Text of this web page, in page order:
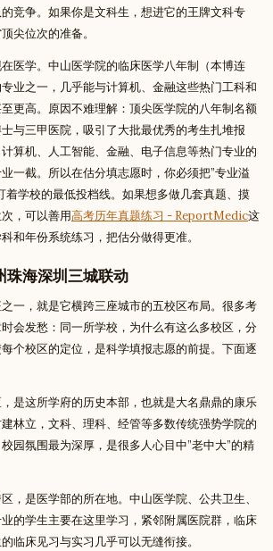
竞争。如果你是文科生，想进它的王牌文科专
尖位次的准备。
医学。中山医学院的临床医学八年制（本博连
业之一，几乎能与计算机、金融这些热门工科和
更高。原因不难理解：顶尖医学院的八年制名额
与三甲医院，吸引了大批最优秀的考生扎堆报
算机、人工智能、金融、电子信息等热门专业的
一截。所以在估分填志愿时，你必须把”专业溢
着学校的最低投档线。如果想多做几套真题、摸
，可以善用高考历年真题练习 - ReportMedic这
和年份系统练习，把估分做得更准。
珠海深圳三城联动
一，就是它横跨三座城市的五校区布局。很多考
会发愁：同一所学校，为什么有这么多校区，分
个校区的定位，是科学填报志愿的前提。下面逐
是这所学府的历史本部，也就是大名鼎鼎的康乐
林立，文科、理科、经管等多数传统强势学院的
园氛围最为深厚，是很多人心目中”老中大”的精
，是医学部的所在地。中山医学院、公共卫生、
的学生主要在这里学习，紧邻附属医院群，临床
临床见习与实习几乎可以无缝衔接。